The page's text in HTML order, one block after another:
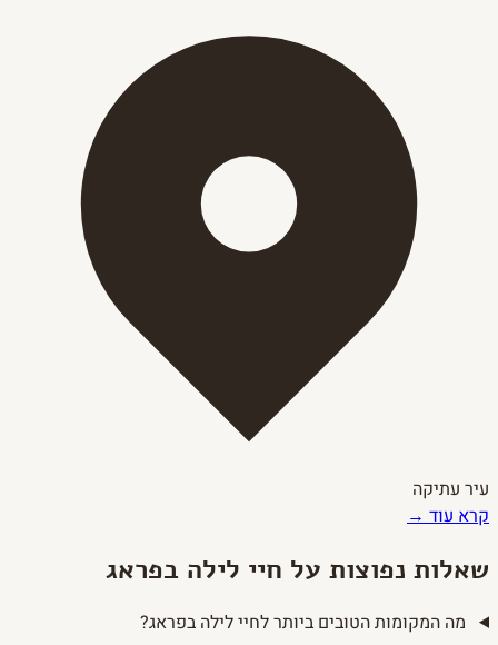
עיר עתיקה
קרא עוד →
שאלות נפוצות על חיי לילה בפראג
מה המקומות הטובים ביותר לחיי לילה בפראג?